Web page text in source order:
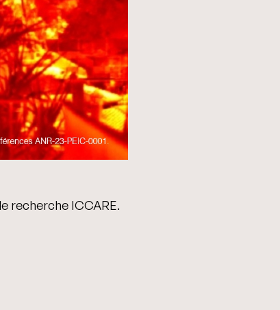
recherche ICCARE.